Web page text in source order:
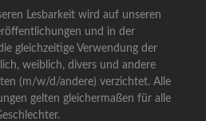
Lesbarkeit wird auf unseren
und in der
gleichzeitige Verwendung der
weiblich, divers und andere
(m/w/d/andere) verzichtet. Alle
gelten gleichermaßen für alle